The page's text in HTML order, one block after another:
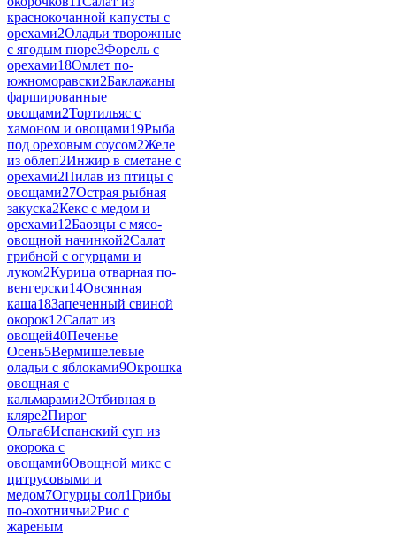
краснокочанной капусты с
орехами2Оладьи творожные
с ягодым пюре3Форель с
орехами18Омлет по-
южноморавски2Баклажаны
фаршированные
овощами2Тортильяс с
хамоном и овощами19Рыба
под ореховым соусом2Желе
из облеп2Инжир в сметане с
орехами2Пилав из птицы с
овощами27Острая рыбная
закуска2Кекс с медом и
орехами12Баозцы с мясо-
овощной начинкой2Салат
грибной с огурцами и
луком2Курица отварная по-
венгерски14Овсянная
каша18Запеченный свиной
окорок12Салат из
овощей40Печенье
Осень5Вермишелевые
оладьи с яблоками9Окрошка
овощная с
кальмарами2Отбивная в
кляре2Пирог
Ольга6Испанский суп из
окорока с
овощами6Овощной микс с
цитрусовыми и
медом7Огурцы сол1Грибы
по-охотничьи2Рис с
жареным